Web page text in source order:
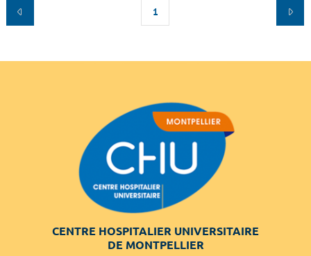
1
CENTRE HOSPITALIER UNIVERSITAIRE
DE MONTPELLIER